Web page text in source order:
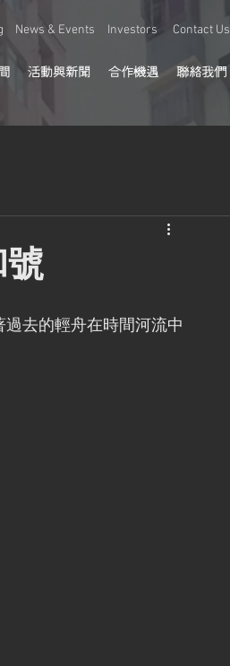
活動與新聞 合作機遇 聯絡我們
News & Events Investors Contact Us
去的輕舟在時間河流中